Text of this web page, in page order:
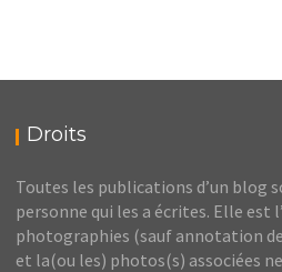
Droits
Toutes les publications d’un blog
personne qui les a écrites. Elle est
photographies (sauf annotation
et la(ou les) photos(s) associées